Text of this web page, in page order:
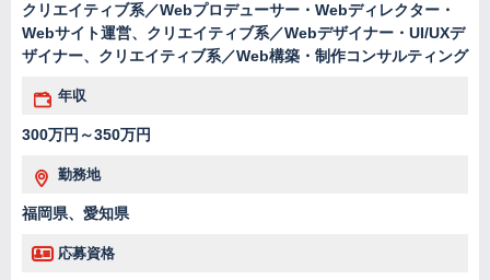
クリエイティブ系／Webプロデューサー・Webディレクター・
Webサイト運営、クリエイティブ系／Webデザイナー・UI/UXデ
ザイナー、クリエイティブ系／Web構築・制作コンサルティング
年収
300万円～350万円
勤務地
福岡県、愛知県
応募資格